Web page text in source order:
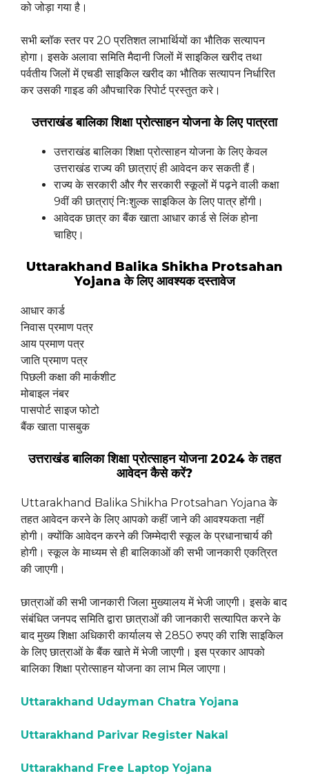
को जोड़ा गया है।
सभी ब्लॉक स्तर पर 20 प्रतिशत लाभार्थियों का भौतिक सत्यापन
होगा। इसके अलावा समिति मैदानी जिलों में साइकिल खरीद तथा
पर्वतीय जिलों में एचडी साइकिल खरीद का भौतिक सत्यापन निर्धारित
कर उसकी गाइड की औपचारिक रिपोर्ट प्रस्तुत करे।
उत्तराखंड बालिका शिक्षा प्रोत्साहन योजना के लिए पात्रता
उत्तराखंड बालिका शिक्षा प्रोत्साहन योजना के लिए केवल
उत्तराखंड राज्य की छात्राएं ही आवेदन कर सकती हैं।
राज्य के सरकारी और गैर सरकारी स्कूलों में पढ़ने वाली कक्षा
9वीं की छात्राएं निःशुल्क साइकिल के लिए पात्र होंगी।
आवेदक छात्र का बैंक खाता आधार कार्ड से लिंक होना
चाहिए।
Uttarakhand Balika Shikha Protsahan
Yojana के लिए आवश्यक दस्तावेज
आधार कार्ड
निवास प्रमाण पत्र
आय प्रमाण पत्र
जाति प्रमाण पत्र
पिछली कक्षा की मार्कशीट
मोबाइल नंबर
पासपोर्ट साइज फोटो
बैंक खाता पासबुक
उत्तराखंड बालिका शिक्षा प्रोत्साहन योजना 2024 के तहत
आवेदन कैसे करें?
Uttarakhand Balika Shikha Protsahan Yojana के
तहत आवेदन करने के लिए आपको कहीं जाने की आवश्यकता नहीं
होगी। क्योंकि आवेदन करने की जिम्मेदारी स्कूल के प्रधानाचार्य की
होगी। स्कूल के माध्यम से ही बालिकाओं की सभी जानकारी एकत्रित
की जाएगी।
छात्राओं की सभी जानकारी जिला मुख्यालय में भेजी जाएगी। इसके बाद
संबंधित जनपद समिति द्वारा छात्राओं की जानकारी सत्यापित करने के
बाद मुख्य शिक्षा अधिकारी कार्यालय से 2850 रुपए की राशि साइकिल
के लिए छात्राओं के बैंक खाते में भेजी जाएगी। इस प्रकार आपको
बालिका शिक्षा प्रोत्साहन योजना का लाभ मिल जाएगा।
Uttarakhand Udayman Chatra Yojana
Uttarakhand Parivar Register Nakal
Uttarakhand Free Laptop Yojana